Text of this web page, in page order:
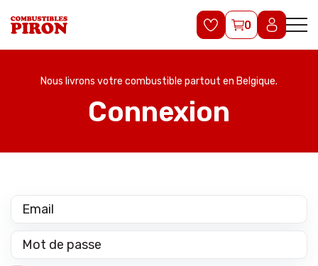
0
Nous livrons votre combustible partout en Belgique.
Connexion